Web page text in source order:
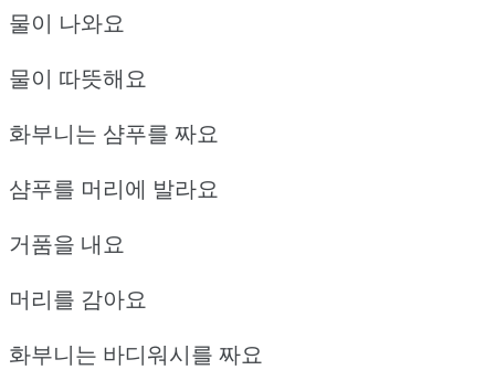
물이 나와요
물이 따뜻해요
화부니는 샴푸를 짜요
샴푸를 머리에 발라요
거품을 내요
머리를 감아요
화부니는 바디워시를 짜요